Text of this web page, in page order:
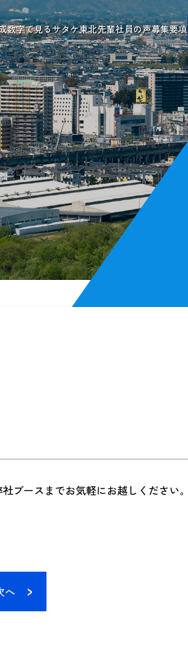
数字で見るサタケ東北先輩社員の声募集要項
ブースまでお気軽にお越しください。
へ